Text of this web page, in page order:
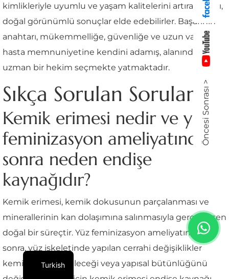
kimlikleriyle uyumlu ve yaşam kalitelerini artıran kalıcı,
doğal görünümlü sonuçlar elde edebilirler. Başarının
anahtarı, mükemmelliğe, güvenliğe ve uzun vadeli
hasta memnuniyetine kendini adamış, alanında
uzman bir hekim seçmekte yatmaktadır.
Sıkça Sorulan Sorular
Kemik erimesi nedir ve yüz
feminizasyon ameliyatından
sonra neden endişe
kaynağıdır?
Kemik erimesi, kemik dokusunun parçalanması ve
minerallerinin kan dolaşımına salınmasıyla gerçekleşen
doğal bir süreçtir. Yüz feminizasyon ameliyatından
sonra, yüz iskeletinde yapılan cerrahi değişiklikler
kemiği zayıflatabileceği veya yapısal bütünlüğünü
Öncesi Sonrası >
Turkish